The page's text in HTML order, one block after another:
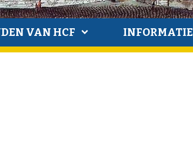
VAN HCF INFORMATIE